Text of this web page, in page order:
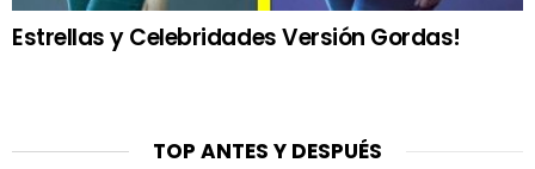
Estrellas y Celebridades Versión Gordas!
TOP ANTES Y DESPUÉS